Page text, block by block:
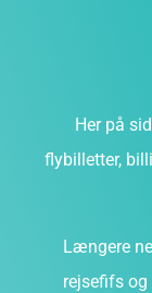
Her på
flybilletter,
Længere
rejsefifs